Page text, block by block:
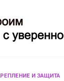
И ЗАЩИТА